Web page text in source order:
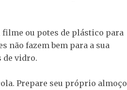
filme ou potes de plástico para
não fazem bem para a sua
de vidro.
Prepare seu próprio almoço